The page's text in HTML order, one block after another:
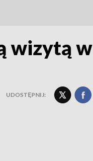
wizytą w
UDOSTĘPNIJ: